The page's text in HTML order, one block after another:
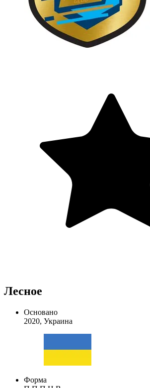
Лесное
Основано
2020, Украина
Форма